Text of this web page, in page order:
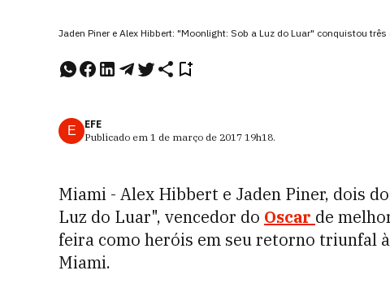
Jaden Piner e Alex Hibbert: "Moonlight: Sob a Luz do Luar" conquistou
E
EFE
Publicado em 1 de março de 2017 19h18.
Miami - Alex Hibbert e Jaden Piner, dois
Luz do Luar", vencedor do Oscar de
feira como heróis em seu retorno triunfal
Miami.